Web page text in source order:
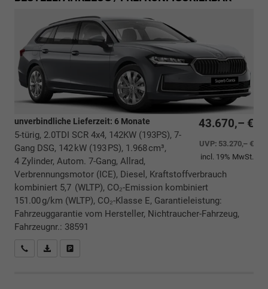
43.670,– €
UVP: 53.270,– €
incl. 19% MwSt.
unverbindliche Lieferzeit: 6 Monate
5-türig, 2.0TDI SCR 4x4, 142KW (193PS), 7-
Gang DSG, 142 kW (193 PS), 1.968 cm³,
4 Zylinder, Autom. 7-Gang, Allrad,
Verbrennungsmotor (ICE), Diesel, Kraftstoffverbrauch
kombiniert 5,7 (WLTP), CO₂-Emission kombiniert
151.00 g/km (WLTP), CO₂-Klasse E, Garantieleistung:
Fahrzeuggarantie vom Hersteller, Nichtraucher-Fahrzeug,
Fahrzeugnr.: 38591
Rückrufbitte absenden
PDF-Datei, Fahrzeugexposé drucken